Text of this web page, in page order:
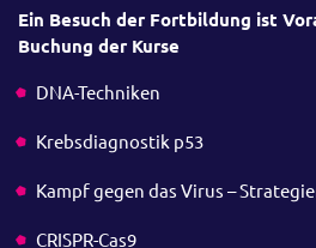
Ein Besuch der Fortbildung ist
Buchung der Kurse
DNA-Techniken
Krebsdiagnostik p53
Kampf gegen das Virus –
CRISPR-Cas9